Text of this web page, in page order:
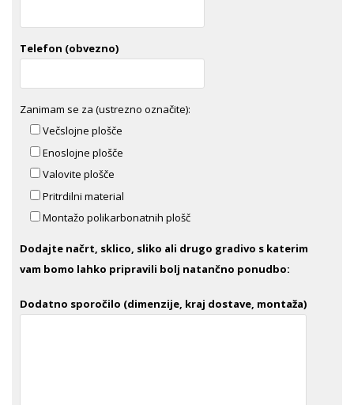
Telefon (obvezno)
Zanimam se za (ustrezno označite):
Večslojne plošče
Enoslojne plošče
Valovite plošče
Pritrdilni material
Montažo polikarbonatnih plošč
Dodajte načrt, sklico, sliko ali drugo gradivo s katerim
vam bomo lahko pripravili bolj natančno ponudbo:
Dodatno sporočilo (dimenzije, kraj dostave, montaža)